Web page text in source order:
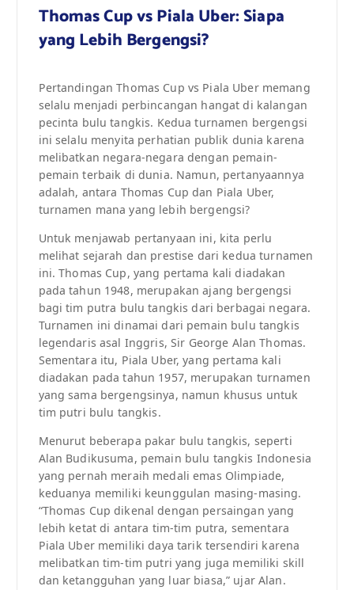
Thomas Cup vs Piala Uber: Siapa
yang Lebih Bergengsi?
Pertandingan Thomas Cup vs Piala Uber memang
selalu menjadi perbincangan hangat di kalangan
pecinta bulu tangkis. Kedua turnamen bergengsi
ini selalu menyita perhatian publik dunia karena
melibatkan negara-negara dengan pemain-
pemain terbaik di dunia. Namun, pertanyaannya
adalah, antara Thomas Cup dan Piala Uber,
turnamen mana yang lebih bergengsi?
Untuk menjawab pertanyaan ini, kita perlu
melihat sejarah dan prestise dari kedua turnamen
ini. Thomas Cup, yang pertama kali diadakan
pada tahun 1948, merupakan ajang bergengsi
bagi tim putra bulu tangkis dari berbagai negara.
Turnamen ini dinamai dari pemain bulu tangkis
legendaris asal Inggris, Sir George Alan Thomas.
Sementara itu, Piala Uber, yang pertama kali
diadakan pada tahun 1957, merupakan turnamen
yang sama bergengsinya, namun khusus untuk
tim putri bulu tangkis.
Menurut beberapa pakar bulu tangkis, seperti
Alan Budikusuma, pemain bulu tangkis Indonesia
yang pernah meraih medali emas Olimpiade,
keduanya memiliki keunggulan masing-masing.
“Thomas Cup dikenal dengan persaingan yang
lebih ketat di antara tim-tim putra, sementara
Piala Uber memiliki daya tarik tersendiri karena
melibatkan tim-tim putri yang juga memiliki skill
dan ketangguhan yang luar biasa,” ujar Alan.